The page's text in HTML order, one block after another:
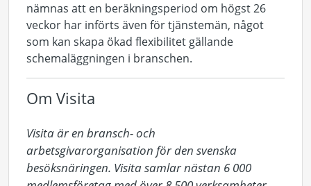
nämnas att en beräkningsperiod om högst 26
veckor har införts även för tjänstemän, något
som kan skapa ökad flexibilitet gällande
schemaläggningen i branschen.
Om Visita
Visita är en bransch- och
arbetsgivarorganisation för den svenska
besöksnäringen. Visita samlar nästan 6 000